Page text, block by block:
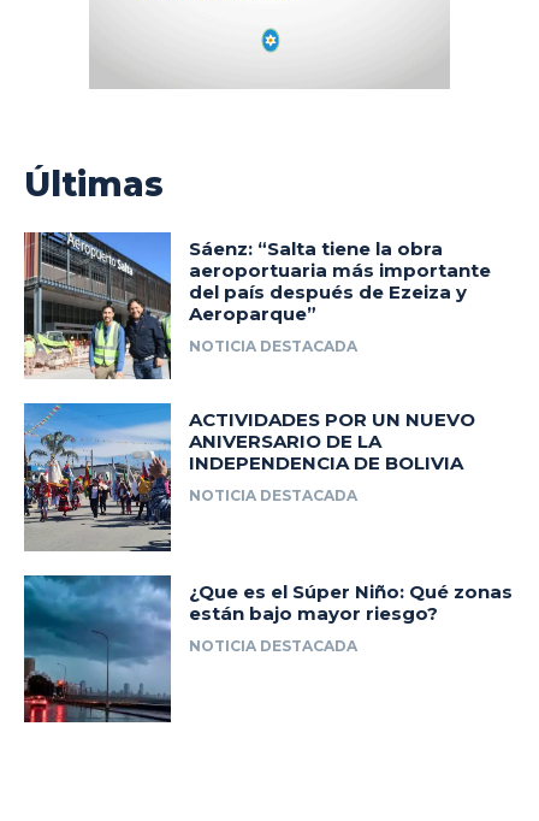
Últimas
Sáenz: “Salta tiene la obra
aeroportuaria más importante
del país después de Ezeiza y
Aeroparque”
NOTICIA DESTACADA
ACTIVIDADES POR UN NUEVO
ANIVERSARIO DE LA
INDEPENDENCIA DE BOLIVIA
NOTICIA DESTACADA
¿Que es el Súper Niño: Qué zonas
están bajo mayor riesgo?
NOTICIA DESTACADA